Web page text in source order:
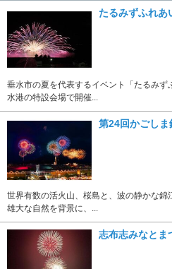
たるみずふれあ
垂水市の夏を代表するイベント「たるみ
水港の特設会場で開催...
第24回かごし
世界有数の活火山、桜島と、波の静かな錦
雄大な自然を背景に、...
志布志みなとま